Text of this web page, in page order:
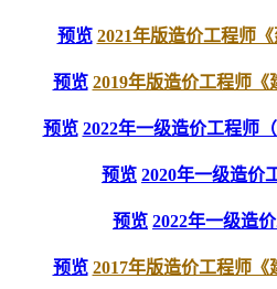
预览 2021年版造价工程师
预览 2019年版造价工程师
预览 2022年一级造价工程师
预览 2020年一级造价
预览 2022年一级造
预览 2017年版造价工程师